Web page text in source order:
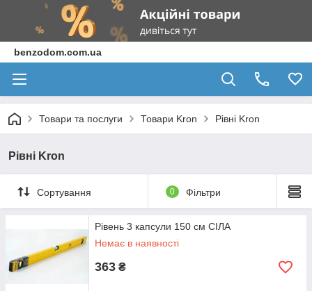
benzodom.com.ua
Товари та послуги Товари Kron Рівні Kron
Рівні Kron
Сортування 0 Фільтри
Рівень 3 капсули 150 см СІЛА
Немає в наявності
363 ₴